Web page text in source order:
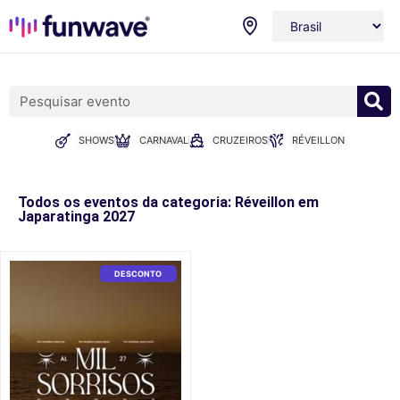
SHOWS CARNAVAL CRUZEIROS RÉVEILLON
Todos os eventos da categoria: Réveillon em
Japaratinga 2027
DESCONTO